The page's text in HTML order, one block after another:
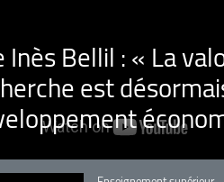
Inès Bellil : « La
est